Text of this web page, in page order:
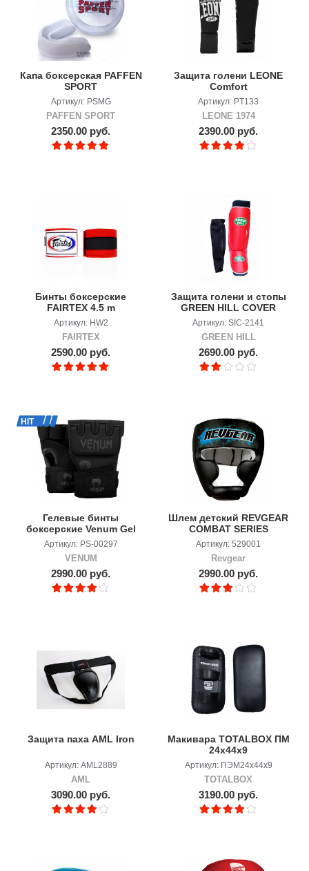
Капа боксерская PAFFEN
SPORT
Артикул: PSMG
PAFFEN SPORT
2350.00 руб.
Защита голени LEONE
Comfort
Артикул: PT133
LEONE 1974
2390.00 руб.
Бинты боксерские
FAIRTEX 4.5 m
Артикул: HW2
FAIRTEX
2590.00 руб.
Защита голени и стопы
GREEN HILL COVER
Артикул: SIC-2141
GREEN HILL
2690.00 руб.
HIT
Гелевые бинты
боксерские Venum Gel
Kontact Black/Black
Артикул: PS-00297
VENUM
2990.00 руб.
Шлем детский REVGEAR
COMBAT SERIES
Артикул: 529001
Revgear
2990.00 руб.
Защита паха AML Iron
Артикул: AML2889
AML
3090.00 руб.
Макивара TOTALBOX ПМ
24х44х9
Артикул: ПЭМ24х44х9
TOTALBOX
3190.00 руб.